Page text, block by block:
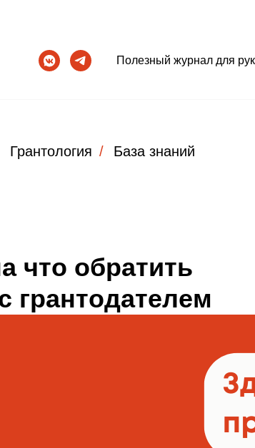
Полезный журнал для
Грантология / База знаний
что обратить
грантодателем